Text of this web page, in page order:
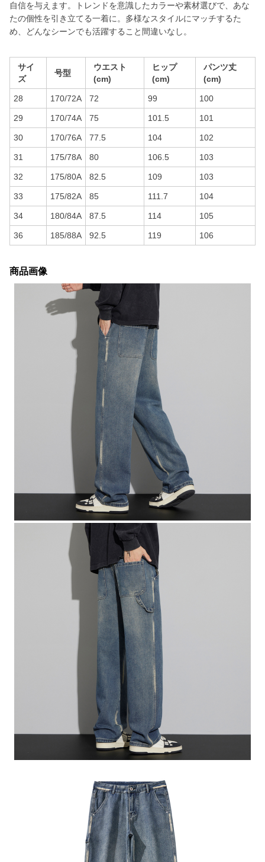
自信を与えます。トレンドを意識したカラーや素材選びで、あな
たの個性を引き立てる一着に。多様なスタイルにマッチするた
め、どんなシーンでも活躍すること間違いなし。
サイ
ズ
号型
ウエスト
(cm)
ヒップ
(cm)
パンツ丈
(cm)
28 170/72A 72 99 100
29 170/74A 75 101.5 101
30 170/76A 77.5 104 102
31 175/78A 80 106.5 103
32 175/80A 82.5 109 103
33 175/82A 85 111.7 104
34 180/84A 87.5 114 105
36 185/88A 92.5 119 106
商品画像